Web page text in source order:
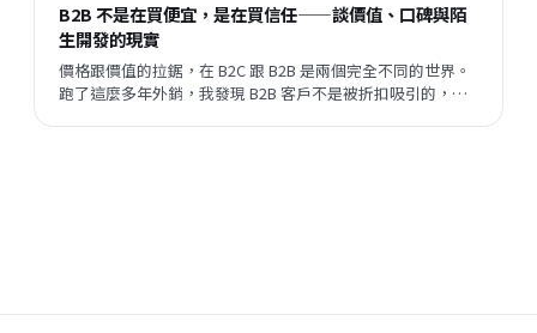
B2B 不是在買便宜，是在買信任——談價值、口碑與陌
生開發的現實
價格跟價值的拉鋸，在 B2C 跟 B2B 是兩個完全不同的世界。
跑了這麼多年外銷，我發現 B2B 客戶不是被折扣吸引的，他